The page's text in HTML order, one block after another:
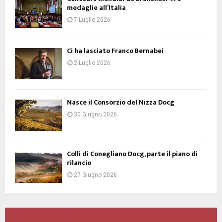
medaglie all’Italia
7 Luglio 2026
Ci ha lasciato Franco Bernabei
2 Luglio 2026
Nasce il Consorzio del Nizza Docg
30 Giugno 2026
Colli di Conegliano Docg, parte il piano di
rilancio
27 Giugno 2026